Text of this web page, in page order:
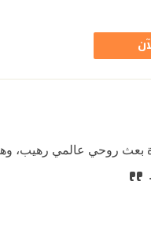
بعث روحي عالمي رهيب،